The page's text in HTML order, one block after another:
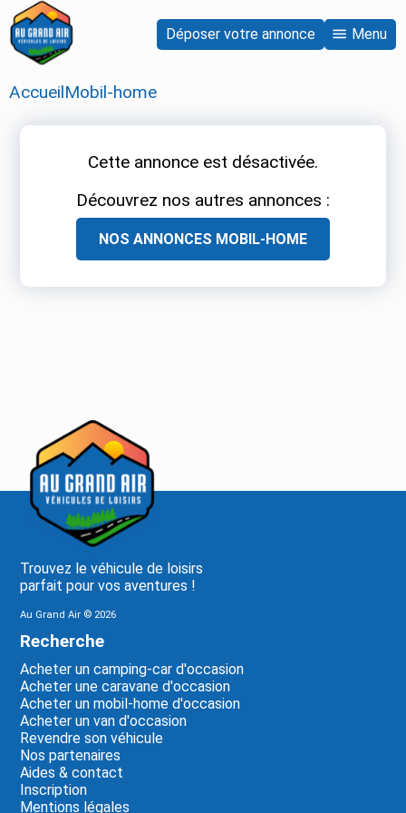
Déposer votre annonce Menu
AccueilMobil-home
Cette annonce est désactivée.
Découvrez nos autres annonces :
NOS ANNONCES MOBIL-HOME
Trouvez le véhicule de loisirs
parfait pour vos aventures !
Au Grand Air © 2026
Recherche
Acheter un camping-car d'occasion
Acheter une caravane d'occasion
Acheter un mobil-home d'occasion
Acheter un van d'occasion
Revendre son véhicule
Nos partenaires
Aides & contact
Inscription
Mentions légales